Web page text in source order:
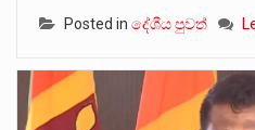
Posted in දේශීය පුවත්